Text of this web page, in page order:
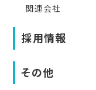
関連会社
採用情報
その他